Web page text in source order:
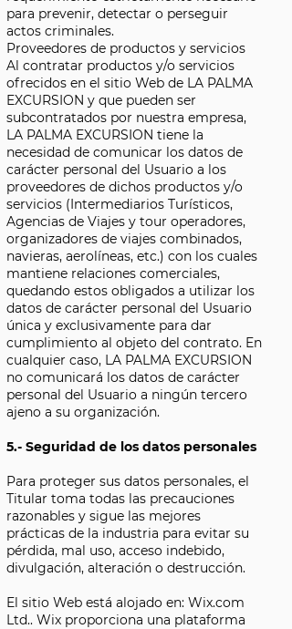
para prevenir, detectar o perseguir
actos criminales.
Proveedores de productos y servicios
Al contratar productos y/o servicios
ofrecidos en el sitio Web de LA PALMA
EXCURSION y que pueden ser
subcontratados por nuestra empresa,
LA PALMA EXCURSION tiene la
necesidad de comunicar los datos de
carácter personal del Usuario a los
proveedores de dichos productos y/o
servicios (Intermediarios Turísticos,
Agencias de Viajes y tour operadores,
organizadores de viajes combinados,
navieras, aerolíneas, etc.) con los cuales
mantiene relaciones comerciales,
quedando estos obligados a utilizar los
datos de carácter personal del Usuario
única y exclusivamente para dar
cumplimiento al objeto del contrato. En
cualquier caso, LA PALMA EXCURSION
no comunicará los datos de carácter
personal del Usuario a ningún tercero
ajeno a su organización.
5.- Seguridad de los datos personales
Para proteger sus datos personales, el
Titular toma todas las precauciones
razonables y sigue las mejores
prácticas de la industria para evitar su
pérdida, mal uso, acceso indebido,
divulgación, alteración o destrucción.
El sitio Web está alojado en: Wix.com
Ltd.. Wix proporciona una plataforma